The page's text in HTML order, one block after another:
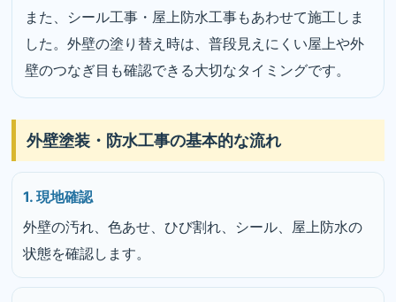
また、シール工事・屋上防水工事もあわせて施工しま
した。外壁の塗り替え時は、普段見えにくい屋上や外
壁のつなぎ目も確認できる大切なタイミングです。
外壁塗装・防水工事の基本的な流れ
1. 現地確認
外壁の汚れ、色あせ、ひび割れ、シール、屋上防水の
状態を確認します。